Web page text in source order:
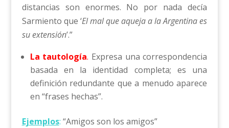
distancias son enormes. No por nada decía
Sarmiento que ‘El mal que aqueja a la Argentina es
su extensión’.”
La tautología. Expresa una correspondencia
basada en la identidad completa; es una
definición redundante que a menudo aparece
en “frases hechas”.
Ejemplos: “Amigos son los amigos”